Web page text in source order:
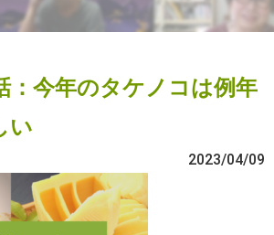
：今年のタケノコは例年
い
2023/04/09